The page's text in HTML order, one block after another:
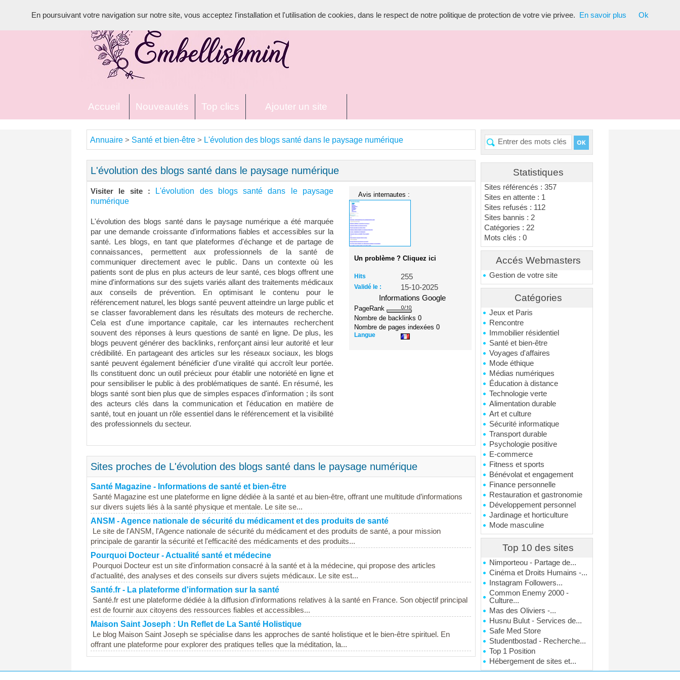
Accueil Nouveautés Top clics Ajouter un site
Statistiques
Sites référencés : 357
Sites en attente : 1
Sites refusés : 112
Sites bannis : 2
Catégories : 22
Mots clés : 0
Accés Webmasters
Gestion de votre site
Catégories
Jeux et Paris
Rencontre
Immobilier résidentiel
Santé et bien-être
Voyages d'affaires
Mode éthique
Médias numériques
Éducation à distance
Technologie verte
Alimentation durable
Art et culture
Sécurité informatique
Transport durable
Psychologie positive
E-commerce
Fitness et sports
Bénévolat et engagement
Finance personnelle
Restauration et gastronomie
Développement personnel
Jardinage et horticulture
Mode masculine
Top 10 des sites
Nimporteou - Partage de...
Cinéma et Droits Humains -...
Instagram Followers...
Common Enemy 2000 -
Culture...
Mas des Oliviers -...
Husnu Bulut - Services de...
Safe Med Store
Studentbostad - Recherche...
Top 1 Position
Hébergement de sites et...
Annuaire > Santé et bien-être > L'évolution des blogs santé dans le paysage numérique
L'évolution des blogs santé dans le paysage numérique
Visiter le site :
L'évolution des blogs santé dans le paysage
numérique
L'évolution des blogs santé dans le paysage numérique a été marquée
par une demande croissante d'informations fiables et accessibles sur la
santé. Les blogs, en tant que plateformes d'échange et de partage de
connaissances, permettent aux professionnels de la santé de
communiquer directement avec le public. Dans un contexte où les
patients sont de plus en plus acteurs de leur santé, ces blogs offrent une
mine d'informations sur des sujets variés allant des traitements médicaux
aux conseils de prévention. En optimisant le contenu pour le
référencement naturel, les blogs santé peuvent atteindre un large public et
se classer favorablement dans les résultats des moteurs de recherche.
Cela est d'une importance capitale, car les internautes recherchent
souvent des réponses à leurs questions de santé en ligne. De plus, les
blogs peuvent générer des backlinks, renforçant ainsi leur autorité et leur
crédibilité. En partageant des articles sur les réseaux sociaux, les blogs
santé peuvent également bénéficier d'une viralité qui accroît leur portée.
Ils constituent donc un outil précieux pour établir une notoriété en ligne et
pour sensibiliser le public à des problématiques de santé. En résumé, les
blogs santé sont bien plus que de simples espaces d'information ; ils sont
des acteurs clés dans la communication et l'éducation en matière de
santé, tout en jouant un rôle essentiel dans le référencement et la visibilité
des professionnels du secteur.
Avis internautes :
Un problème ? Cliquez ici
Hits 255
Validé le :
15-10-2025
Informations Google
PageRank
Nombre de backlinks0
Nombre de pages indexées0
Langue
Sites proches de L'évolution des blogs santé dans le paysage numérique
Santé Magazine - Informations de santé et bien-être
Santé Magazine est une plateforme en ligne dédiée à la santé et au bien-être, offrant une multitude d’informations
sur divers sujets liés à la santé physique et mentale. Le site se...
ANSM - Agence nationale de sécurité du médicament et des produits de santé
Le site de l'ANSM, l'Agence nationale de sécurité du médicament et des produits de santé, a pour mission
principale de garantir la sécurité et l'efficacité des médicaments et des produits...
Pourquoi Docteur - Actualité santé et médecine
Pourquoi Docteur est un site d'information consacré à la santé et à la médecine, qui propose des articles
d'actualité, des analyses et des conseils sur divers sujets médicaux. Le site est...
Santé.fr - La plateforme d'information sur la santé
Santé.fr est une plateforme dédiée à la diffusion d'informations relatives à la santé en France. Son objectif principal
est de fournir aux citoyens des ressources fiables et accessibles...
Maison Saint Joseph : Un Reflet de La Santé Holistique
Le blog Maison Saint Joseph se spécialise dans les approches de santé holistique et le bien-être spirituel. En
offrant une plateforme pour explorer des pratiques telles que la méditation, la...
En poursuivant votre navigation sur notre site, vous acceptez l'installation et l'utilisation de cookies, dans le respect de notre politique de protection de votre vie privee. En savoir plus Ok